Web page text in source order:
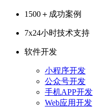
1500＋ 成功案例
7x24小时技术支持
软件开发
小程序开发
公众号开发
手机APP开发
Web应用开发